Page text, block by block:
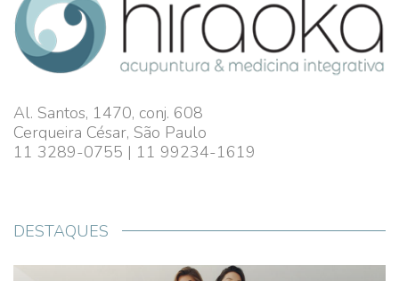
Al. Santos, 1470, conj. 608
Cerqueira César, São Paulo
11 3289-0755 | 11 99234-1619
DESTAQUES